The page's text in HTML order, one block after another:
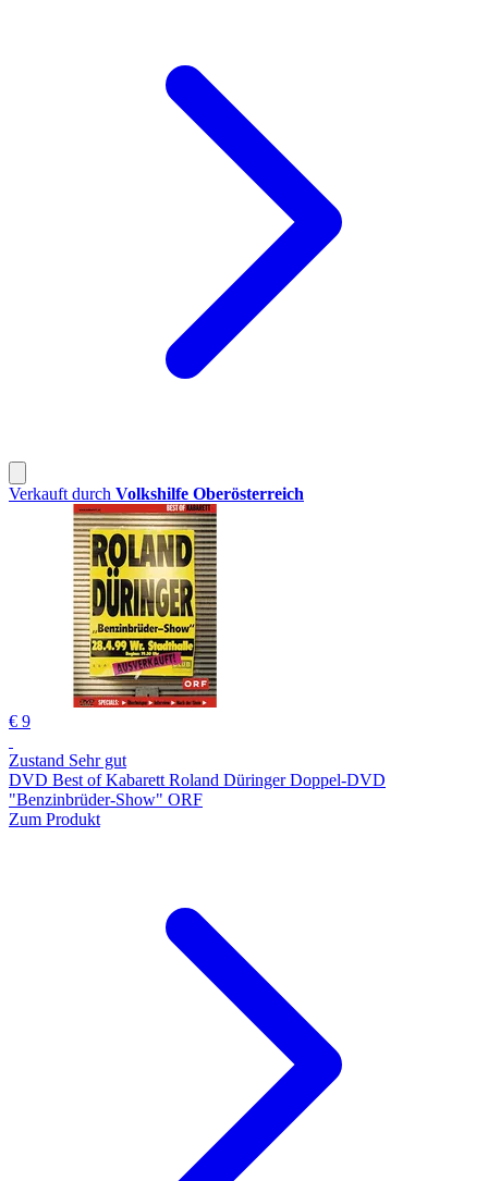
Verkauft durch Volkshilfe Oberösterreich
€ 9
Zustand Sehr gut
DVD Best of Kabarett Roland Düringer Doppel-DVD
"Benzinbrüder-Show" ORF
Zum Produkt